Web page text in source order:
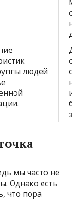
людей
мы часто не
Однако есть
что пора